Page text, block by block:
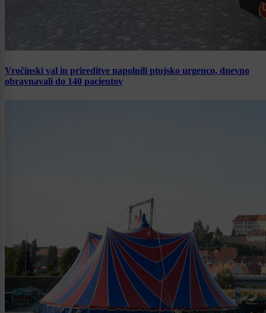
Vročinski val in prireditve napolnili ptujsko urgenco, dnevno
obravnavali do 140 pacientov